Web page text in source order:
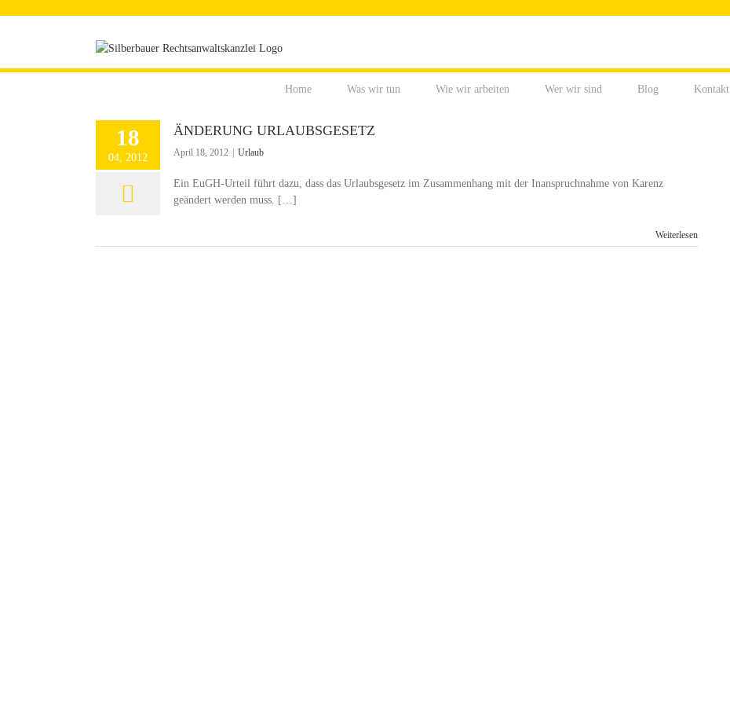
Home Was wir tun Wie wir arbeiten Wer wir sind Blog Kontakt
18
04, 2012
ÄNDERUNG URLAUBSGESETZ
April 18, 2012 Urlaub
Ein EuGH-Urteil führt dazu, dass das Urlaubsgesetz im Zusammenhang mit der Inanspruchnahme von Karenz
geändert werden muss. […]
Weiterlesen